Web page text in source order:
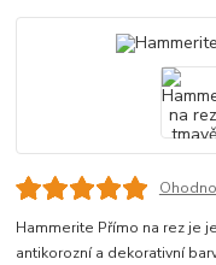
Hammerite Přímo na rez je
antikorozní a dekorativní